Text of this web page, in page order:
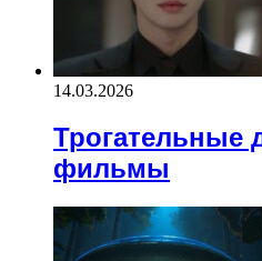
14.03.2026
Трогательные
фильмы